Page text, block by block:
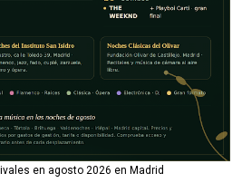
en agosto 2026 en Madrid